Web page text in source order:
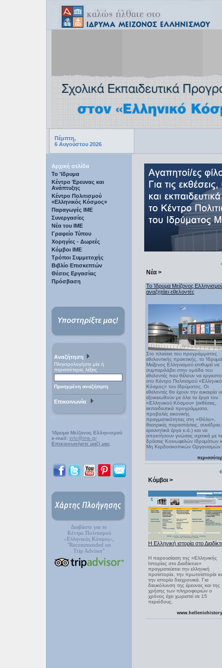
Πέμπτη,
6 Αυγούστου 2026
Αρχική σελίδα
Το 'Ιδρυμα
Κέντρο Έρευνας και
Ανάπτυξης
Κέντρο Πολιτισμού
«Ελληνικός Κόσμος»
Παραγωγές IME
Συνεργασίες
Νέα του ΙΜΕ
Γραφείο Τύπου
Χορηγίες - Δωρεές
Κόμβοι ΙΜΕ
Τρόποι Συμμετοχής
Βιβλίο Επισκεπτών
Θέσεις Εργασίας
Πρόσβαση
Αναζήτηση
Πληκτρολογήστε μία ή
περισσότερες λέξεις
Προηγμένη αναζήτηση
Επικοινωνία
Ίδρυμα Μείζονος Ελληνισμού
e-mail: info@ime.gr
Επικοινωνήστε μαζί μας
Διαβάστε για το
Κέντρο Πολιτισμού
«Ελληνικός Κόσμος»,
"Recommended on
Trip Advisor"
Νέα >
Το Ίδρυμα Μείζονος
αναζητάει εθελοντές
Στο πλαίσιο του προγράμματος
εθελοντικής πρακτικής, το Ίδρυμα
Μείζονος Ελληνισμού επιθυμεί να
συμπεριλάβει στην ομάδα του
εθελοντές που θέλουν να
στο Κέντρο Πολιτισμού
Κόσμος» του Ιδρύματος. Οι
εθελοντές θα έχουν την ευκαιρία
εξοικειωθούν με όλα τα έργα του
«Ελληνικού Κόσμου» (εκθέσεις,
εκπαιδευτικά προγράμματα,
προβολές εικονικής
πραγματικότητας στη «Θόλο»,
θεατρικές παραστάσεις, συνέδρια,
ερευνητικά έργα κ.ά.) και να
αποκτήσουν γνώσεις σχετικά με
δράσεις Κοινωφελών Ιδρυμάτων
Μη Κερδοσκοπικών Οργανισμών.
Κόμβοι >
Η Ελληνική ιστορία στο
Η παρουσίαση της «Ελληνικής
Ιστορίας στο Διαδίκτυο»
πραγματεύεται την ελληνική
προϊστορία, την πρωτοϊστορία
την ιστορία διαχρονικά. Για
διευκόλυνση της έρευνας και της
χρήσης των πληροφοριών ο
χρόνος έχει χωριστεί σε 15
περιόδους.